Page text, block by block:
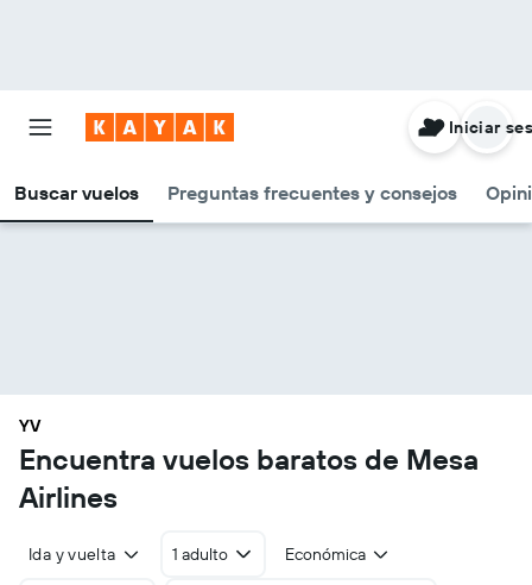
Buscar vuelos Preguntas frecuentes y consejos
Iniciar
YV
Encuentra vuelos baratos de Mesa
Airlines
Ida y vuelta 1 adulto Económica